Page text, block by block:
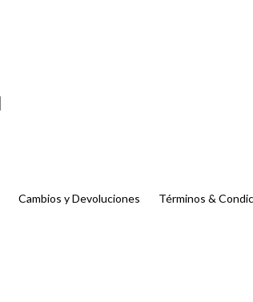
Cambios y Devoluciones Términos &